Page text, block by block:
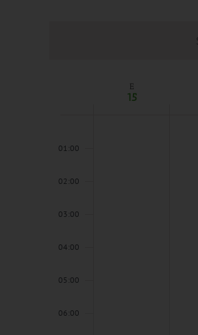
E
15
01:00
02:00
03:00
04:00
05:00
06:00